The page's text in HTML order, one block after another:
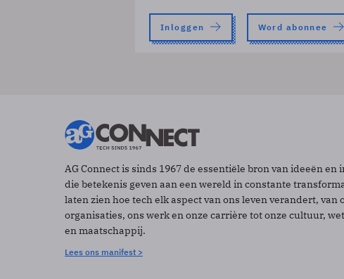
Inloggen Word abonnee
AG Connect is sinds 1967 de essentiële bron van ideeën en
die betekenis geven aan een wereld in constante
laten zien hoe tech elk aspect van ons leven verandert, van
organisaties, ons werk en onze carrière tot onze cultuur,
en maatschappij.
Lees ons manifest >